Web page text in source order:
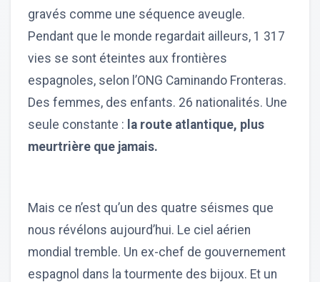
gravés comme une séquence aveugle.
Pendant que le monde regardait ailleurs, 1 317
vies se sont éteintes aux frontières
espagnoles, selon l’ONG Caminando Fronteras.
Des femmes, des enfants. 26 nationalités. Une
seule constante : la route atlantique, plus
meurtrière que jamais.
Mais ce n’est qu’un des quatre séismes que
nous révélons aujourd’hui. Le ciel aérien
mondial tremble. Un ex-chef de gouvernement
espagnol dans la tourmente des bijoux. Et un